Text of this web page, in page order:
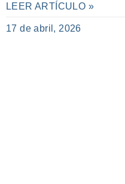
LEER ARTÍCULO »
17 de abril, 2026